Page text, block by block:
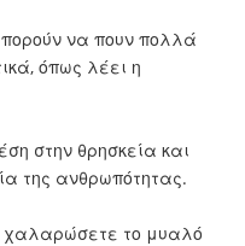
να πουν πολλά
όπως λέει η
στην θρησκεία και
της ανθρωπότητας.
χαλαρώσετε το μυαλό